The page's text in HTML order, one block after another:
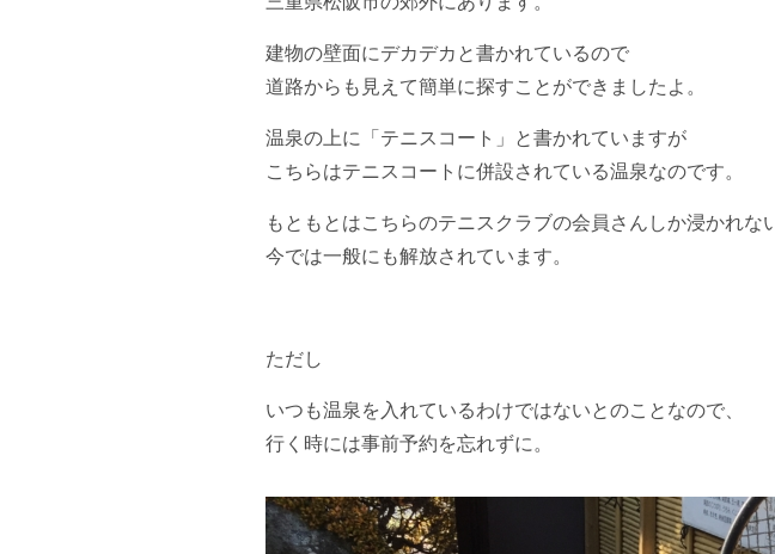
建物の壁面にデカデカと書かれているので
道路からも見えて簡単に探すことができましたよ。
温泉の上に「テニスコート」と書かれていますが
こちらはテニスコートに併設されている温泉なのです。
もともとはこちらのテニスクラブの会員さんしか浸かれな
今では一般にも解放されています。
ただし
いつも温泉を入れているわけではないとのことなので、
行く時には事前予約を忘れずに。